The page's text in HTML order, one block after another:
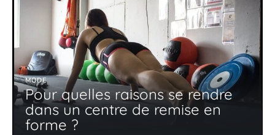
MODE
Pour quelles raisons se rendre
dans un centre de remise en
forme ?